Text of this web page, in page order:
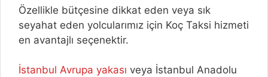
Özellikle bütçesine dikkat eden veya sık
seyahat eden yolcularımız için Koç Taksi hizmeti
en avantajlı seçenektir.
İstanbul Avrupa yakası veya İstanbul Anadolu